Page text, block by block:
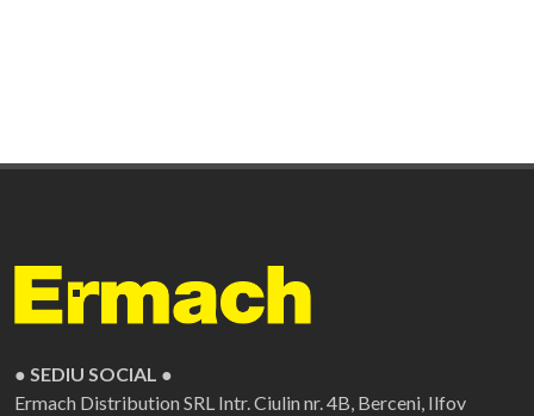
● SEDIU SOCIAL ●
Ermach Distribution SRL Intr. Ciulin nr. 4B, Berceni, Ilfov